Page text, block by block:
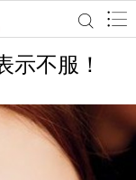
示不服！